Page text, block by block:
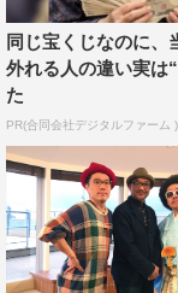
チケット一般発
FC先行：6月1日
オフィシャルHP
同じ宝くじなのに、
外れる人の違い実は
た
PR(合同会社デジタルファーム )